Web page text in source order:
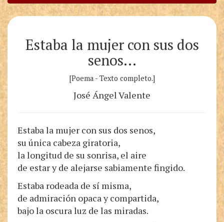
Estaba la mujer con sus dos
senos…
[Poema - Texto completo.]
José Ángel Valente
Estaba la mujer con sus dos senos,
su única cabeza giratoria,
la longitud de su sonrisa, el aire
de estar y de alejarse sabiamente fingido.
Estaba rodeada de sí misma,
de admiración opaca y compartida,
bajo la oscura luz de las miradas.